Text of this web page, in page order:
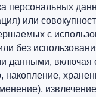
персональных
или
с
без
данными, включая
накопление,